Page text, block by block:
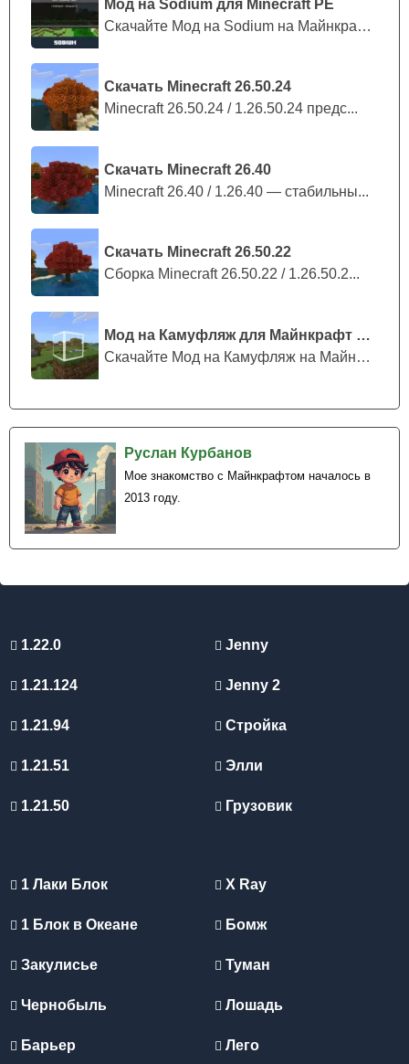
Мод на Sodium для Minecraft PE
Скачайте Мод на Sodium на Майнкрафт П...
Скачать Minecraft 26.50.24
Minecraft 26.50.24 / 1.26.50.24 предс...
Скачать Minecraft 26.40
Minecraft 26.40 / 1.26.40 — стабильны...
Скачать Minecraft 26.50.22
Сборка Minecraft 26.50.22 / 1.26.50.2...
Мод на Камуфляж для Майнкрафт ПЕ
Скачайте Мод на Камуфляж на Майнкрафт...
Руслан Курбанов
Мое знакомство с Майнкрафтом началось в
2013 году.
ПЕ редкое снаряжение, такое как броня и оружие. Могут
быть получены геймерами как награда за победу над
Один из наиболее интересных предметов — ящик
пандоры.
Его можно найти в некоторых структурах. При открытии
коробки, происходит случайное событие, что может
добавить элемент неожиданности и интриги в процесс.
1.22.0
1.21.124
1.21.94
1.21.51
1.21.50
Jenny
Jenny 2
Стройка
Элли
Грузовик
1 Лаки Блок
1 Блок в Океане
Закулисье
Чернобыль
Барьер
X Ray
Бомж
Туман
Лошадь
Лего